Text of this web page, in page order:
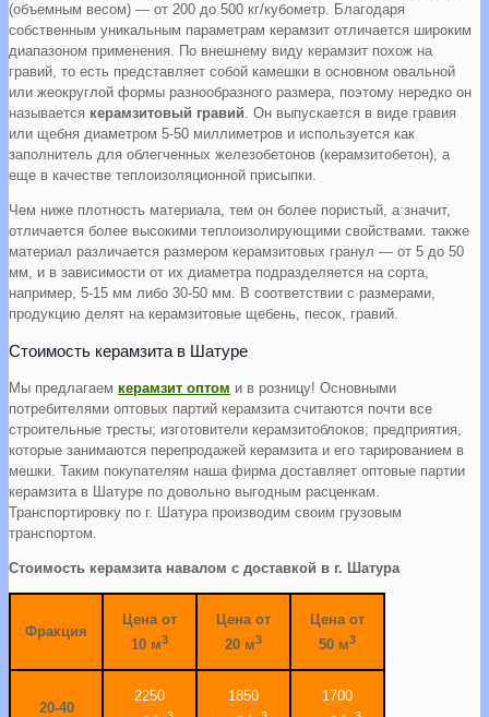
(объемным весом) — от 200 до 500 кг/кубометр. Благодаря
собственным уникальным параметрам керамзит отличается широким
диапазоном применения. По внешнему виду керамзит похож на
гравий, то есть представляет собой камешки в основном овальной
или жеокруглой формы разнообразного размера, поэтому нередко он
называется керамзитовый гравий. Он выпускается в виде гравия
или щебня диаметром 5-50 миллиметров и используется как
заполнитель для облегченных железобетонов (керамзитобетон), а
еще в качестве теплоизоляционной присыпки.
Чем ниже плотность материала, тем он более пористый, а значит,
отличается более высокими теплоизолирующими свойствами. также
материал различается размером керамзитовых гранул — от 5 до 50
мм, и в зависимости от их диаметра подразделяется на сорта,
например, 5-15 мм либо 30-50 мм. В соответствии с размерами,
продукцию делят на керамзитовые щебень, песок, гравий.
Стоимость керамзита в Шатуре
Мы предлагаем керамзит оптом и в розницу! Основными
потребителями оптовых партий керамзита считаются почти все
строительные тресты; изготовители керамзитоблоков; предприятия,
которые занимаются перепродажей керамзита и его тарированием в
мешки. Таким покупателям наша фирма доставляет оптовые партии
керамзита в Шатуре по довольно выгодным расценкам.
Транспортировку по г. Шатура производим своим грузовым
транспортом.
Стоимость керамзита навалом с доставкой в г. Шатура
Фракция
Цена от
10 м3
Цена от
20 м3
Цена от
50 м3
20-40
2250
1850
1700